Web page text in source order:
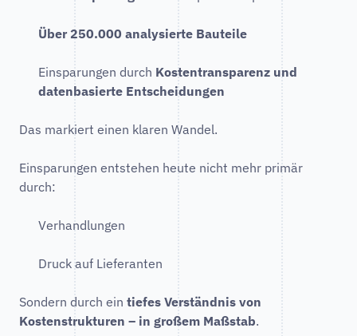
Über 250.000 analysierte Bauteile
Einsparungen durch Kostentransparenz und
datenbasierte Entscheidungen
Das markiert einen klaren Wandel.
Einsparungen entstehen heute nicht mehr primär
durch:
Verhandlungen
Druck auf Lieferanten
Sondern durch ein tiefes Verständnis von
Kostenstrukturen – in großem Maßstab.